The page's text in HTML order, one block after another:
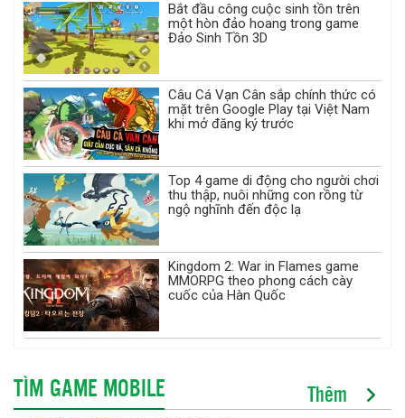
Bắt đầu công cuộc sinh tồn trên
một hòn đảo hoang trong game
Đảo Sinh Tồn 3D
Câu Cá Vạn Cân sắp chính thức có
mặt trên Google Play tại Việt Nam
khi mở đăng ký trước
Top 4 game di động cho người chơi
thu thập, nuôi những con rồng từ
ngộ nghĩnh đến độc lạ
Kingdom 2: War in Flames game
MMORPG theo phong cách cày
cuốc của Hàn Quốc
TÌM GAME MOBILE Thêm